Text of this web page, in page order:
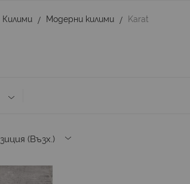
Килими Модерни килими Karat